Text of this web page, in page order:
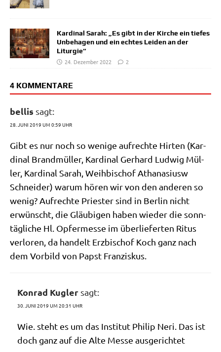
Kardinal Sarah: „Es gibt in der Kirche ein tiefes
Unbehagen und ein echtes Leiden an der
Liturgie“
24. Dezember 2022
2
4 KOMMENTARE
bellis sagt:
28. JUNI 2019 UM 0:59 UHR
Gibt es nur noch so weni­ge auf­rech­te Hir­ten (Kar­
di­nal Brand­mül­ler, Kar­di­nal Ger­hard Lud­wig Mül­
ler, Kar­di­nal Sarah, Weih­bi­schof Atha­na­si­usw
Schnei­der) war­um hören wir von den ande­ren so
wenig? Auf­rech­te Prie­ster sind in Ber­lin nicht
erwünscht, die Gläu­bi­gen haben wie­der die sonn­
täg­li­che Hl. Opfer­mes­se im über­lie­fer­ten Ritus
ver­lo­ren, da han­delt Erz­bi­schof Koch ganz nach
dem Vor­bild von Papst Franziskus.
Konrad Kugler sagt:
30. JUNI 2019 UM 20:31 UHR
Wie. steht es um das Insti­tut Phil­ip Neri. Das ist
doch ganz auf die Alte Mes­se ausgerichtet